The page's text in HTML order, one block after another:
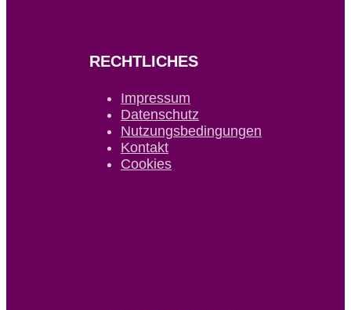
RECHTLICHES
Impressum
Datenschutz
Nutzungsbedingungen
Kontakt
Cookies